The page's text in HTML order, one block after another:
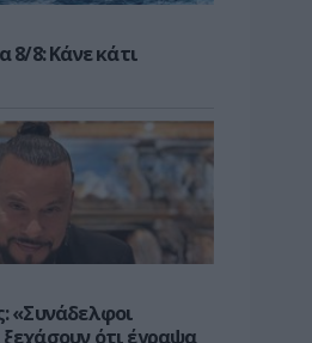
8/8: Κάνε κάτι
«Συνάδελφοι
ότι έγραψα